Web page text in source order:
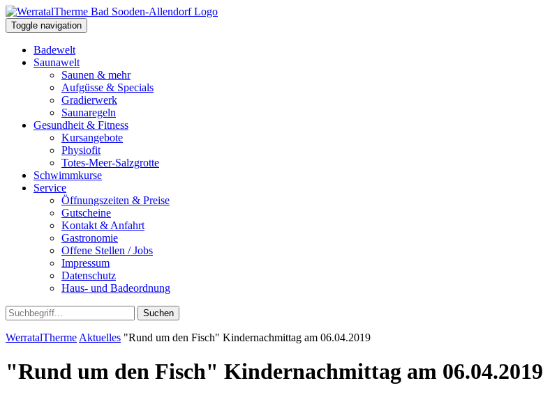
Toggle navigation
Badewelt
Saunawelt
Saunen & mehr
Aufgüsse & Specials
Gradierwerk
Saunaregeln
Gesundheit & Fitness
Kursangebote
Physiofit
Totes-Meer-Salzgrotte
Schwimmkurse
Service
Öffnungszeiten & Preise
Gutscheine
Kontakt & Anfahrt
Gastronomie
Offene Stellen / Jobs
Impressum
Datenschutz
Haus- und Badeordnung
Suchen
WerratalTherme Aktuelles "Rund um den Fisch" Kindernachmittag am 06.04.2019
"Rund um den Fisch" Kindernachmittag am 06.04.2019